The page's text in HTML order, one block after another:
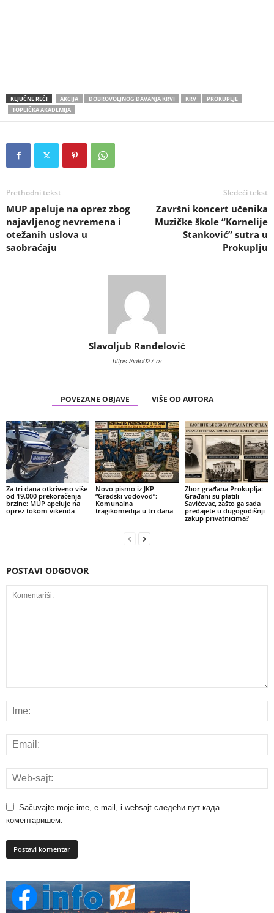
KLJUČNE REČI AKCIJA DOBROVOLJNOG DAVANJA KRVI KRV
PROKUPLJE
TOPLIČKA AKADEMIJA
Prethodni tekst
MUP apeluje na oprez zbog
najavljenog nevremena i
otežanih uslova u
saobraćaju
Sledeći tekst
Završni koncert učenika
Muzičke škole “Kornelije
Stanković” sutra u
Prokuplju
Slavoljub Ranđelović
https://info027.rs
POVEZANE OBJAVE VIŠE OD AUTORA
Za tri dana otkriveno više
od 19.000 prekoračenja
brzine: MUP apeluje na
oprez tokom vikenda
Novo pismo iz JKP
“Gradski vodovod”:
Komunalna
tragikomedija u tri dana
Zbor građana Prokuplja:
Građani su platili
Savićevac, zašto ga sada
predajete u dugogodišnji
zakup privatnicima?
POSTAVI ODGOVOR
Sačuvajte moje ime, e-mail, i websajt следећи пут када
коментаришем.